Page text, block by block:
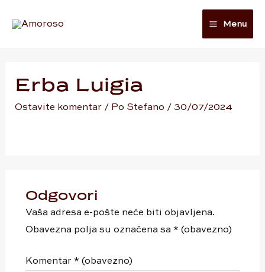
Main
Menu
Menu
Erba Luigia
Ostavite komentar / Po Stefano / 30/07/2024
Odgovori
Vaša adresa e-pošte neće biti objavljena.
Obavezna polja su označena sa * (obavezno)
Komentar * (obavezno)